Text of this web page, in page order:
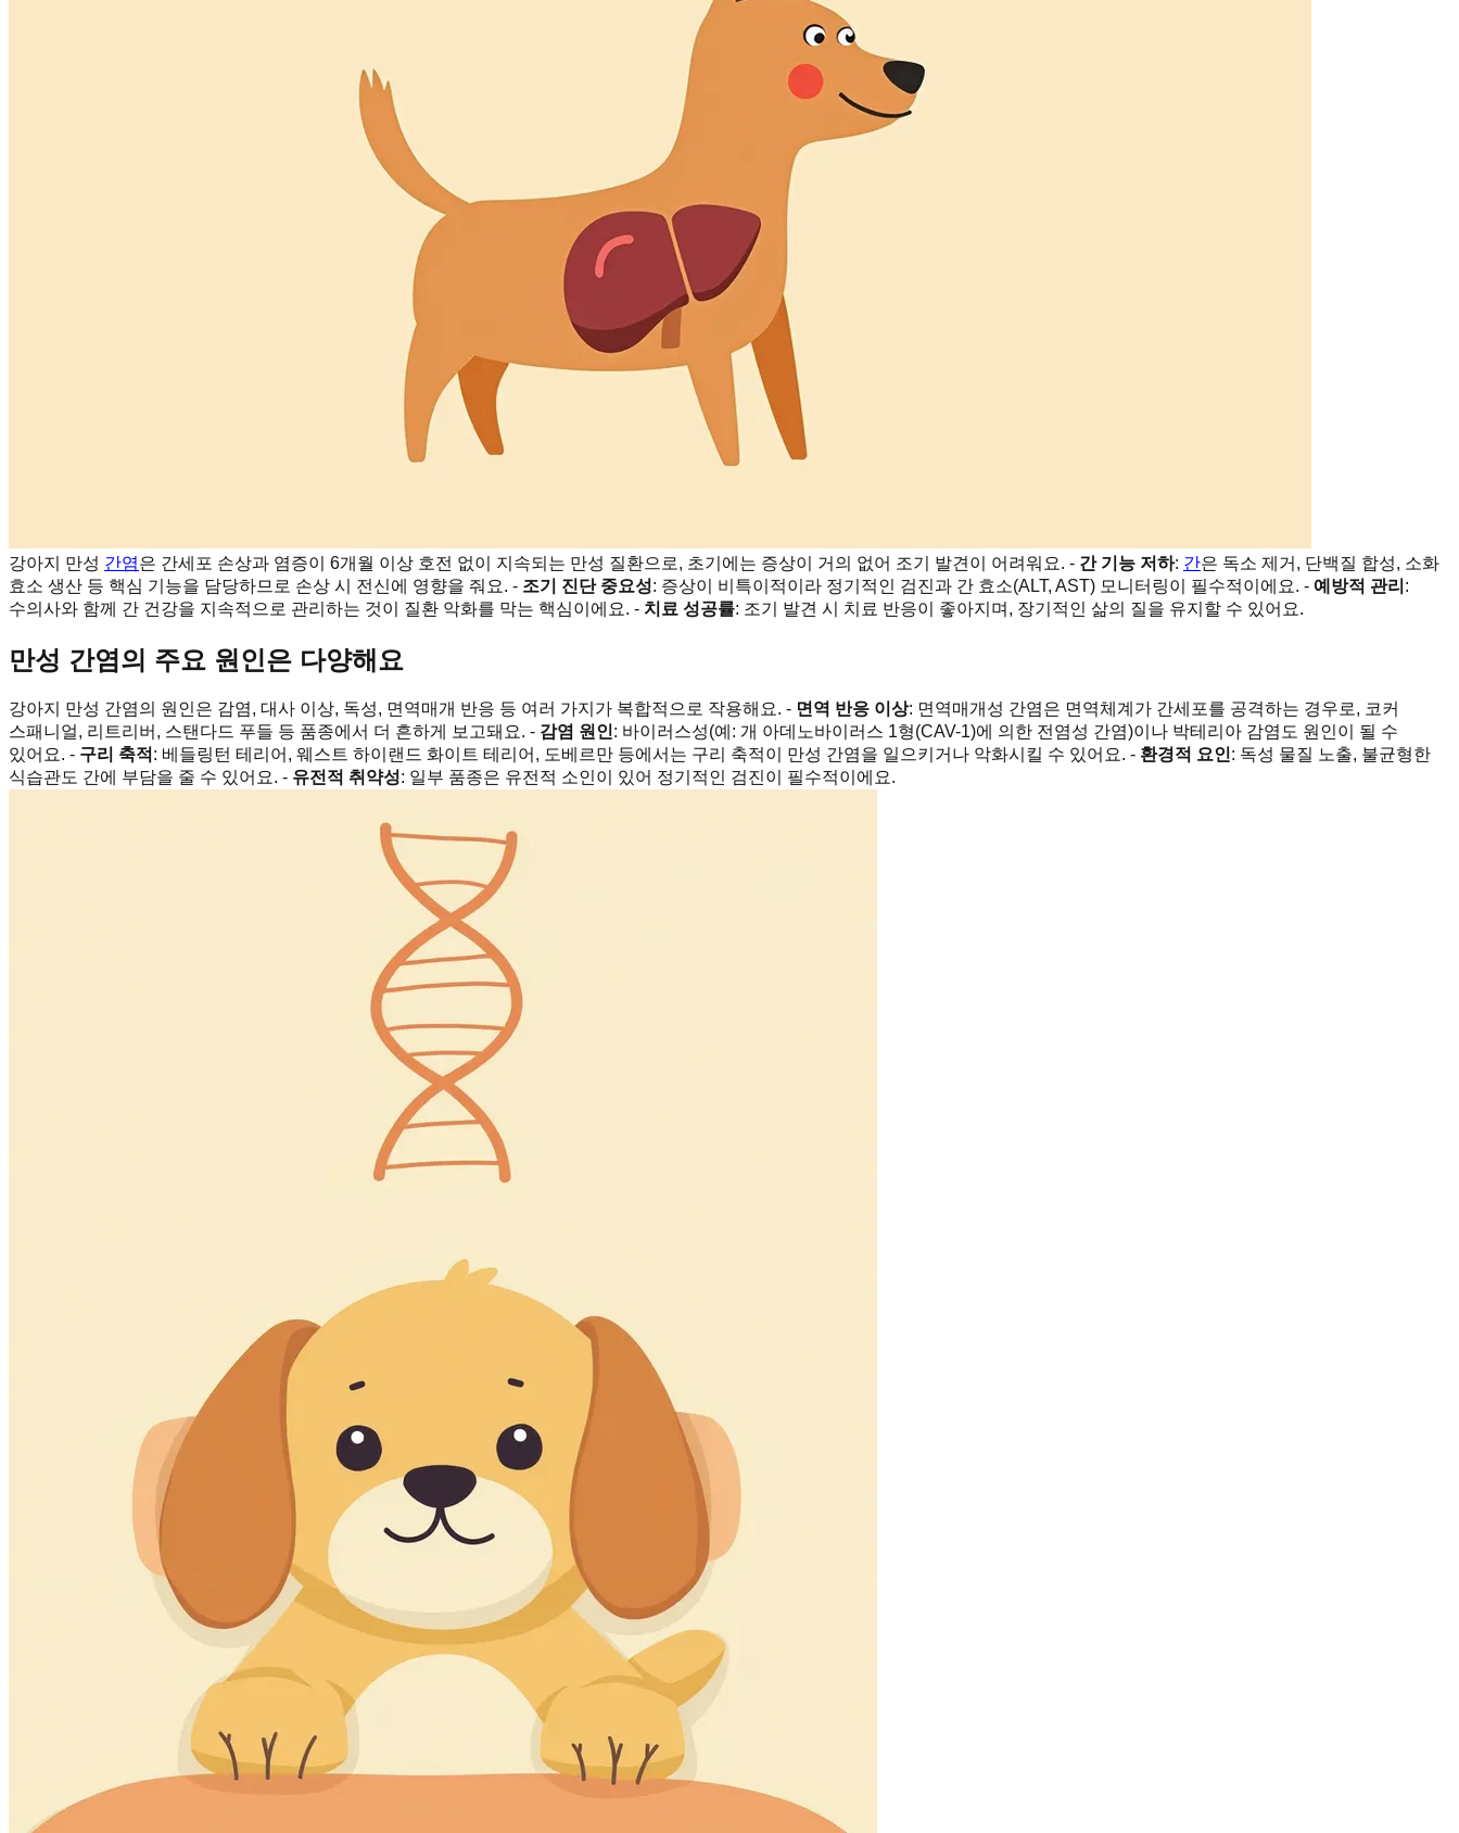
강아지 만성 간염은 간세포 손상과 염증이 6개월 이상 호전 없이 지속되는 만성 질환으로, 초기에는 증상이 거의 없어 조기 발견이 어려워요. - 간 기능 저하: 간은 독소 제거, 단백질 합성, 소화
효소 생산 등 핵심 기능을 담당하므로 손상 시 전신에 영향을 줘요. - 조기 진단 중요성: 증상이 비특이적이라 정기적인 검진과 간 효소(ALT, AST) 모니터링이 필수적이에요. - 예방적 관리 :
수의사와 함께 간 건강을 지속적으로 관리하는 것이 질환 악화를 막는 핵심이에요. - 치료 성공률: 조기 발견 시 치료 반응이 좋아지며, 장기적인 삶의 질을 유지할 수 있어요.
만성 간염의 주요 원인은 다양해요
강아지 만성 간염의 원인은 감염, 대사 이상, 독성, 면역매개 반응 등 여러 가지가 복합적으로 작용해요. - 면역 반응 이상: 면역매개성 간염은 면역체계가 간세포를 공격하는 경우로, 코커
스패니얼, 리트리버, 스탠다드 푸들 등 품종에서 더 흔하게 보고돼요. - 감염 원인: 바이러스성(예: 개 아데노바이러스 1형(CAV-1)에 의한 전염성 간염)이나 박테리아 감염도 원인이 될 수
있어요. - 구리 축적 : 베들링턴 테리어, 웨스트 하이랜드 화이트 테리어, 도베르만 등에서는 구리 축적이 만성 간염을 일으키거나 악화시킬 수 있어요. - 환경적 요인: 독성 물질 노출, 불균형한
식습관도 간에 부담을 줄 수 있어요. - 유전적 취약성: 일부 품종은 유전적 소인이 있어 정기적인 검진이 필수적이에요.